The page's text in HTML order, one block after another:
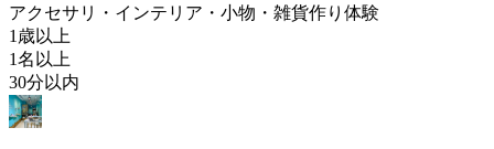
アクセサリ・インテリア・小物・雑貨作り体験
1歳以上
1名以上
30分以内